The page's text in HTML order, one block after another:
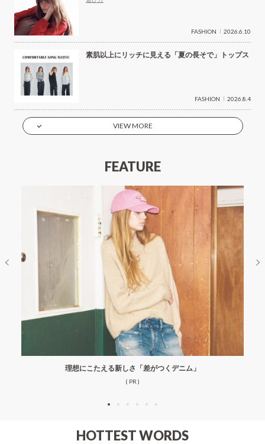
FASHION 2026.6.10
素肌以上にリッチに見える「夏の長そで」トップス
FASHION 2026.8.4
VIEW MORE
FEATURE
理想にこたえる新しさ「差がつくデニム」
( PR )
HOTTEST WORDS